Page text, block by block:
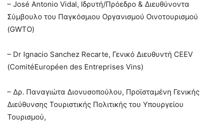
– José Antonio Vidal, Ιδρυτή/Πρόεδρο & Διευθύνοντα
Σύμβουλο του Παγκόσμιου Οργανισμού Οινοτουρισμού
(GWTO)
– Dr Ignacio Sanchez Recarte, Γενικό Διευθυντή CEEV
(ComitéEuropéen des Entreprises Vins)
– Δρ. Παναγιώτα Διονυσοπούλου, Προϊσταμένη Γενικής
Διεύθυνσης Τουριστικής Πολιτικής του Υπουργείου
Τουρισμού,